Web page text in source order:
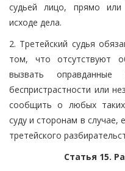
судьей лицо, прямо или
исходе дела.
2. Третейский судья
том, что отсутствуют
вызвать оправданные
беспристрастности или
сообщить о любых таких
суду и сторонам в случае,
третейского
Статья 15.